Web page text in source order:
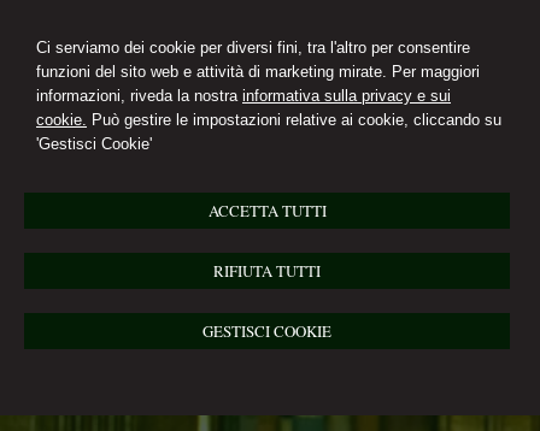
Ci serviamo dei cookie per diversi fini, tra l'altro per consentire
funzioni del sito web e attività di marketing mirate. Per maggiori
informazioni, riveda la nostra informativa sulla privacy e sui
cookie. Può gestire le impostazioni relative ai cookie, cliccando su
'Gestisci Cookie'
ACCETTA TUTTI
RIFIUTA TUTTI
GESTISCI COOKIE